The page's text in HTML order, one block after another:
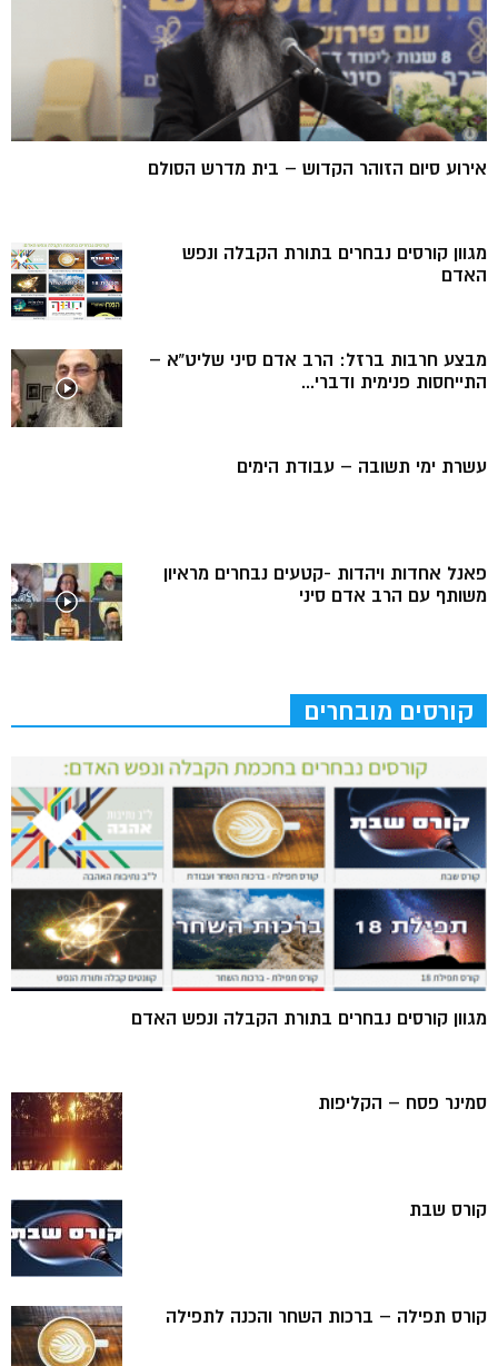
אירוע סיום הזוהר הקדוש – בית מדרש הסולם
מגוון קורסים נבחרים בתורת הקבלה ונפש
האדם
מבצע חרבות ברזל: הרב אדם סיני שליט”א –
התייחסות פנימית ודברי...
עשרת ימי תשובה – עבודת הימים
פאנל אחדות ויהדות -קטעים נבחרים מראיון
משותף עם הרב אדם סיני
קורסים מובחרים
מגוון קורסים נבחרים בתורת הקבלה ונפש האדם
סמינר פסח – הקליפות
קורס שבת
קורס תפילה – ברכות השחר והכנה לתפילה